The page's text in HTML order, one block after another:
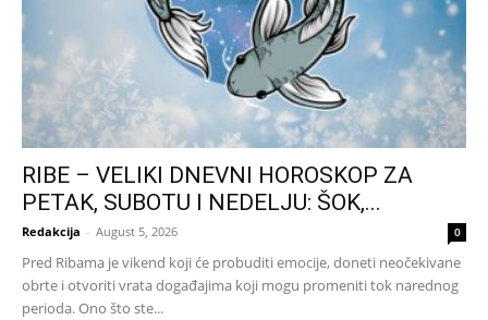
RIBE – VELIKI DNEVNI HOROSKOP ZA
PETAK, SUBOTU I NEDELJU: ŠOK,...
Redakcija - August 5, 2026 0
Pred Ribama je vikend koji će probuditi emocije, doneti neočekivane
obrte i otvoriti vrata događajima koji mogu promeniti tok narednog
perioda. Ono što ste...